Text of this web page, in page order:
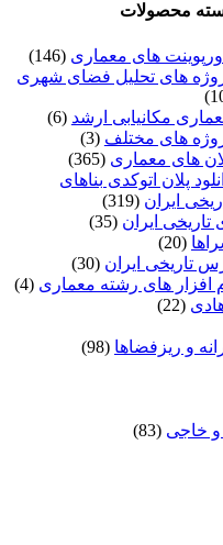
محصولات
های معماری (146)
های تحلیل فضای شهری
مکانیابی ارشد (6)
های مختلف (3)
های معماری (365)
پلان اتوکدی بناهای
ایران (319)
تاریخی ایران (35)
(20)
تاریخی ایران (30)
افزار های رشته معماری (4)
(22)
و ریزفضاها (98)
و خاجی (83)